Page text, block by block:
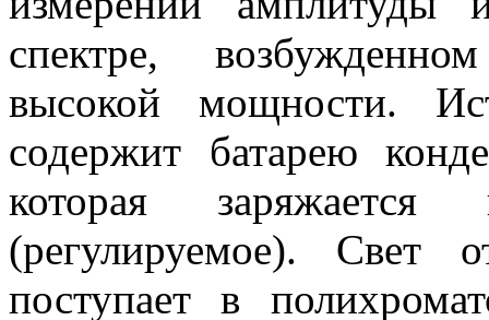
спектре,
высокой мощности.
содержит батарею
которая
(регулируемое). Свет
поступает в